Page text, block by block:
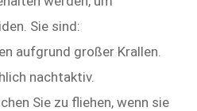
Sie sind:
aufgrund großer Krallen.
nachtaktiv.
Sie zu fliehen, wenn sie